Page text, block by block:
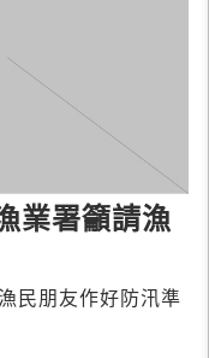
業署籲請漁
民朋友作好防汛準